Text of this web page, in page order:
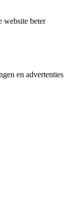
website beter
en advertenties